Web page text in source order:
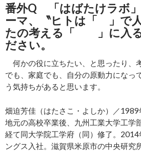
番外Q 「はばたけラボ
ーマ、〝ヒトは「 」で
たの考える「 」に入る
ださい。
何かの役に立ちたい、と思ったり、
でも、家庭でも、自分の原動力になっ
う気持ちがあると思います。
畑迫芳佳（はたさこ・よしか）／1989
地元の高校卒業後、九州工業大学工学
経て同大学院工学府（同）修了。2014
ングス入社。滋賀県米原市の中央研究